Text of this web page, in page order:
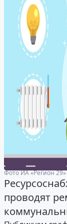
Фото ИА «Регион 29»
проводят